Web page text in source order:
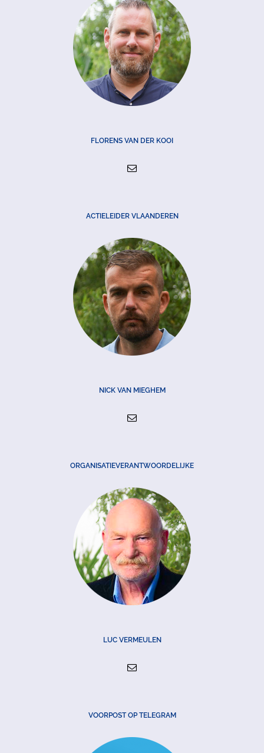
FLORENS VAN DER KOOI
ACTIELEIDER VLAANDEREN
NICK VAN MIEGHEM
ORGANISATIEVERANTWOORDELIJKE
LUC VERMEULEN
VOORPOST OP TELEGRAM